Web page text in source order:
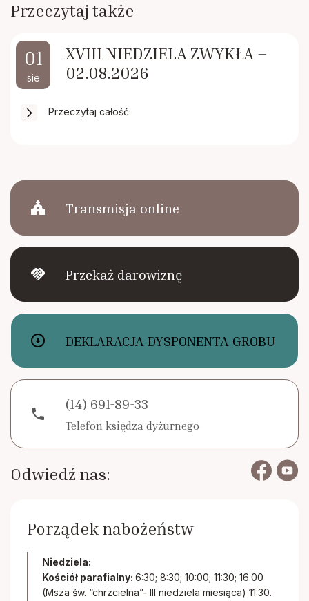
church Transmisja online
handshake Przekaż darowiznę
arrow_circle_down DEKLARACJA DYSPONENTA GROBU
phone
(14) 691-89-33
Telefon księdza dyżurnego
Odwiedź nas:
Porządek nabożeństw
Niedziela:
Kościół parafialny: 6:30; 8:30; 10:00; 11:30; 16.00
(Msza św. “chrzcielna”- III niedziela miesiąca) 11:30.
Przeczytaj także
01
sie
XVIII NIEDZIELA ZWYKŁA –
02.08.2026
Przeczytaj całość